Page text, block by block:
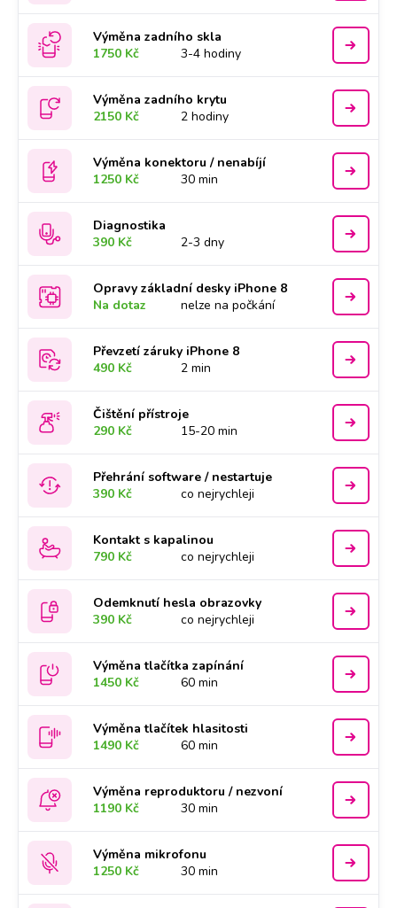
Výměna zadního skla
1750 Kč
3-4 hodiny
Výměna zadního krytu
2150 Kč
2 hodiny
Výměna konektoru / nenabíjí
1250 Kč
30 min
Diagnostika
390 Kč
2-3 dny
Opravy základní desky iPhone 8
Na dotaz
nelze na počkání
Převzetí záruky iPhone 8
490 Kč
2 min
Čištění přístroje
290 Kč
15-20 min
Přehrání software / nestartuje
390 Kč
co nejrychleji
Kontakt s kapalinou
790 Kč
co nejrychleji
Odemknutí hesla obrazovky
390 Kč
co nejrychleji
Výměna tlačítka zapínání
1450 Kč
60 min
Výměna tlačítek hlasitosti
1490 Kč
60 min
Výměna reproduktoru / nezvoní
1190 Kč
30 min
Výměna mikrofonu
1250 Kč
30 min